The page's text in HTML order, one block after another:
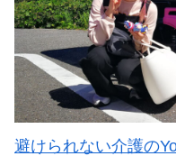
避けられない介護の